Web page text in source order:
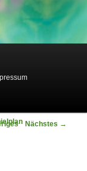
Nächstes →